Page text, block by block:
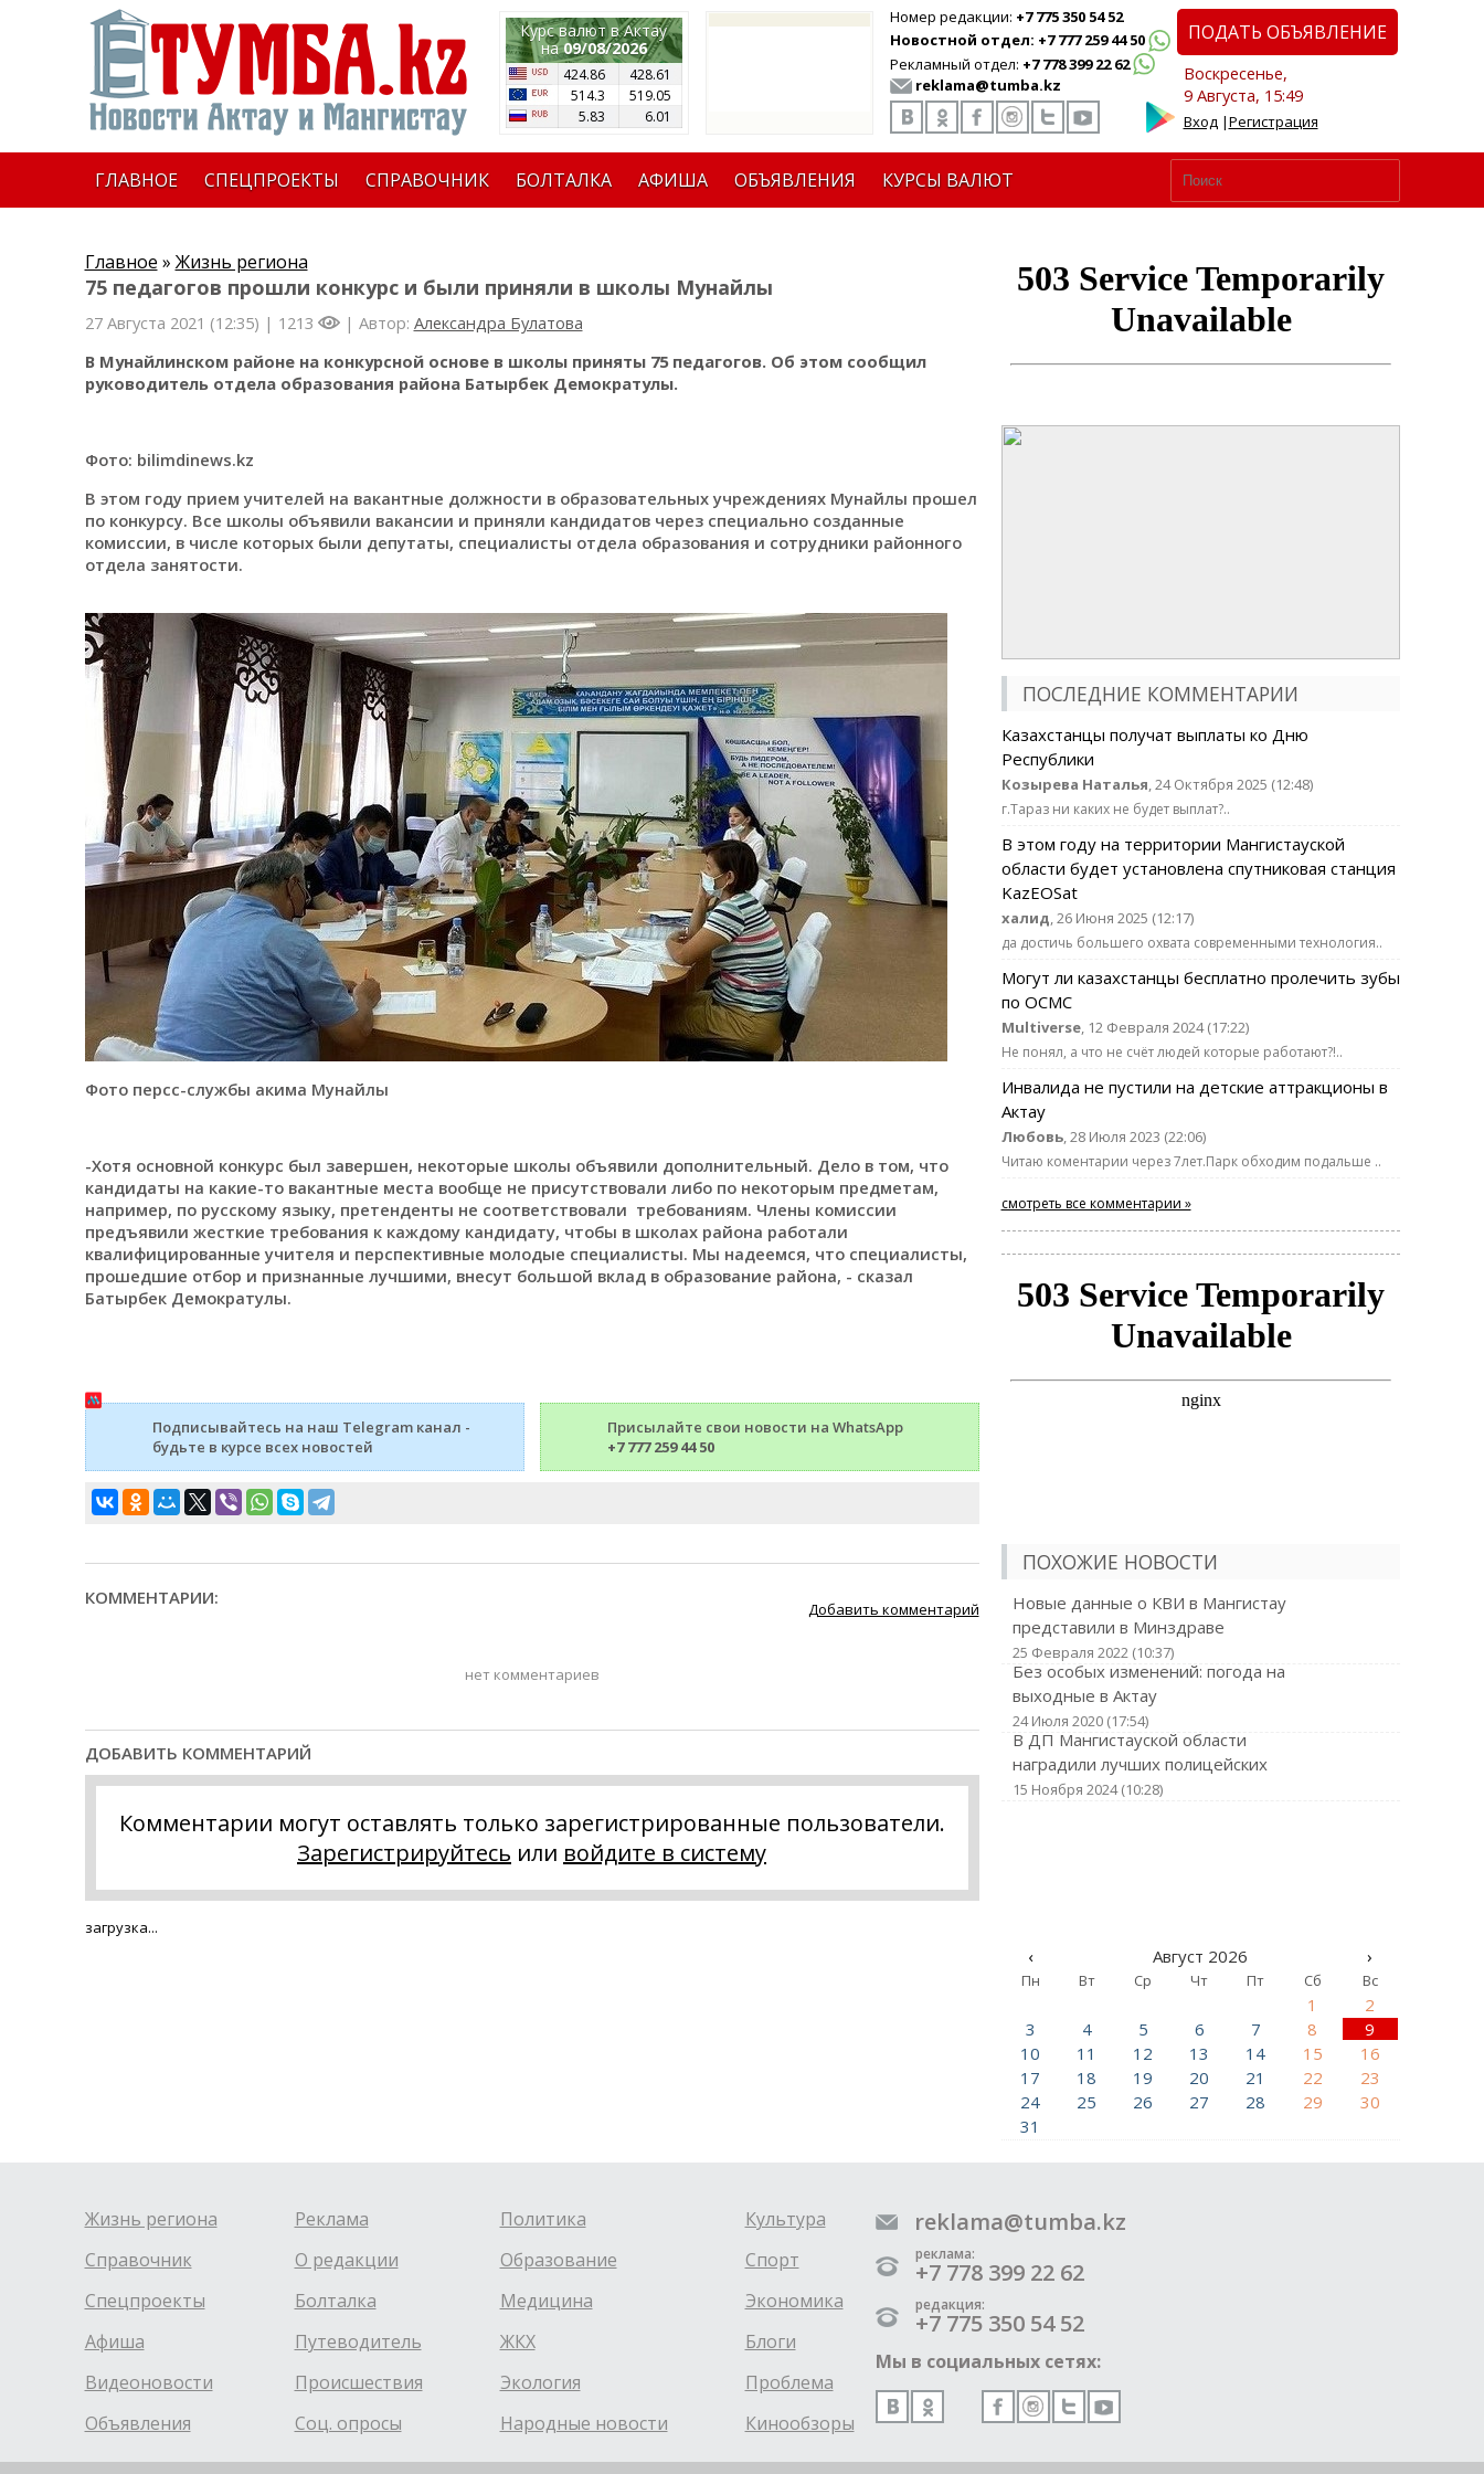
Курс валют в Актау
на09/08/2026
424.86
428.61
514.3
519.05
5.83
6.01
Номер редакции: +7 775 350 54 52
Новостной отдел: +7 777 259 44 50
Рекламный отдел: +7 778 399 22 62
reklama@tumba.kz
ПОДАТЬ ОБЪЯВЛЕНИЕ
Воскресенье,
9 Августа, 15:49
Вход|Регистрация
ГЛАВНОЕ СПЕЦПРОЕКТЫ СПРАВОЧНИК БОЛТАЛКА АФИША ОБЪЯВЛЕНИЯ КУРСЫ ВАЛЮТ
Главное » Жизнь региона
75 педагогов прошли конкурс и были приняли в школы Мунайлы
27 Августа 2021 (12:35) | 1213 | Автор: Александра Булатова
В Мунайлинском районе на конкурсной основе в школы приняты 75 педагогов. Об этом сообщил
руководитель отдела образования района Батырбек Демократулы.
Фото: bilimdinews.kz
В этом году прием учителей на вакантные должности в образовательных учреждениях Мунайлы прошел
по конкурсу. Все школы объявили вакансии и приняли кандидатов через специально созданные
комиссии, в числе которых были депутаты, специалисты отдела образования и сотрудники районного
отдела занятости.
Фото персс-службы акима Мунайлы
-Хотя основной конкурс был завершен, некоторые школы объявили дополнительный. Дело в том, что
кандидаты на какие-то вакантные места вообще не присутствовали либо по некоторым предметам,
например, по русскому языку, претенденты не соответствовали требованиям. Члены комиссии
предъявили жесткие требования к каждому кандидату, чтобы в школах района работали
квалифицированные учителя и перспективные молодые специалисты. Мы надеемся, что специалисты,
прошедшие отбор и признанные лучшими, внесут большой вклад в образование района, - сказал
Батырбек Демократулы.
Подписывайтесь на наш Telegram канал -
будьте в курсе всех новостей
Присылайте свои новости на WhatsApp
+7 777 259 44 50
КОММЕНТАРИИ:
Добавить комментарий
нет комментариев
ДОБАВИТЬ КОММЕНТАРИЙ
Комментарии могут оставлять только зарегистрированные пользователи.
Зарегистрируйтесь или войдите в систему
загрузка...
ПОСЛЕДНИЕ КОММЕНТАРИИ
Казахстанцы получат выплаты ко Дню
Республики
Козырева Наталья, 24 Октября 2025 (12:48)
г.Тараз ни каких не будет выплат?..
В этом году на территории Мангистауской
области будет установлена спутниковая станция
KazEOSat
халид, 26 Июня 2025 (12:17)
да достичь большего охвата современными технология..
Могут ли казахстанцы бесплатно пролечить зубы
по ОСМС
Multiverse, 12 Февраля 2024 (17:22)
Не понял, а что не счёт людей которые работают?!..
Инвалида не пустили на детские аттракционы в
Актау
Любовь, 28 Июля 2023 (22:06)
Читаю коментарии через 7лет.Парк обходим подальше ..
смотреть все комментарии »
ПОХОЖИЕ НОВОСТИ
Новые данные о КВИ в Мангистау
представили в Минздраве
25 Февраля 2022 (10:37)
Без особых изменений: погода на
выходные в Актау
24 Июля 2020 (17:54)
В ДП Мангистауской области
наградили лучших полицейских
15 Ноября 2024 (10:28)
‹ Август 2026 ›
Пн Вт Ср Чт Пт Сб Вс
1
2
3
4 5 6 7 8
9
10
11 12 13 14 15
16
17
18 19 20 21 22
23
24
25 26 27 28 29
30
31
Жизнь региона
Справочник
Спецпроекты
Афиша
Видеоновости
Объявления
Реклама
О редакции
Болталка
Путеводитель
Происшествия
Соц. опросы
Политика
Образование
Медицина
ЖКХ
Экология
Народные новости
Культура
Спорт
Экономика
Блоги
Проблема
Кинообзоры
reklama@tumba.kz
реклама:
+7 778 399 22 62
редакция:
+7 775 350 54 52
Мы в социальных сетях: